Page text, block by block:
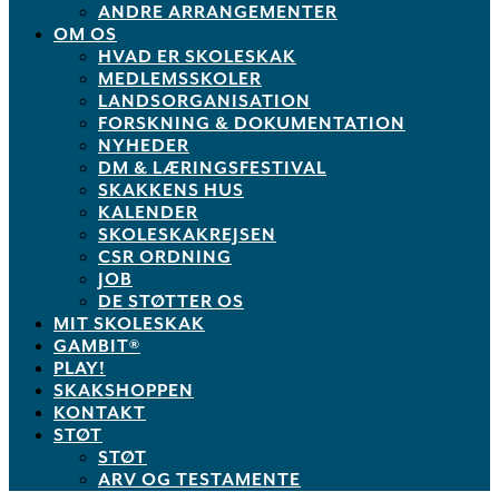
ANDRE ARRANGEMENTER
OM OS
HVAD ER SKOLESKAK
MEDLEMSSKOLER
LANDSORGANISATION
FORSKNING & DOKUMENTATION
NYHEDER
DM & LÆRINGSFESTIVAL
SKAKKENS HUS
KALENDER
SKOLESKAKREJSEN
CSR ORDNING
JOB
DE STØTTER OS
MIT SKOLESKAK
GAMBIT®
PLAY!
SKAKSHOPPEN
KONTAKT
STØT
STØT
ARV OG TESTAMENTE